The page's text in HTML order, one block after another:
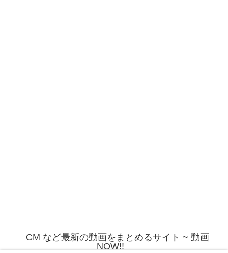
CM など最新の動画をまとめるサイト ~ 動画
NOW!!